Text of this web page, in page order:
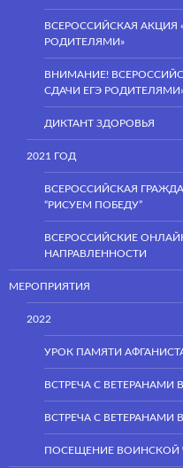
ВСЕРОССИЙСКАЯ АКЦИЯ
РОДИТЕЛЯМИ»
ВНИМАНИЕ!
СДАЧИ ЕГЭ
ДИКТАНТ ЗДОРОВЬЯ
2021 ГОД
ВСЕРОССИЙСКАЯ
“РИСУЕМ ПОБЕДУ”
ВСЕРОССИЙСКИЕ
НАПРАВЛЕННОСТИ
МЕРОПРИЯТИЯ
2022
УРОК ПАМЯТИ
ВСТРЕЧА С
ВСТРЕЧА С
ПОСЕЩЕНИЕ ВОИНСКОЙ